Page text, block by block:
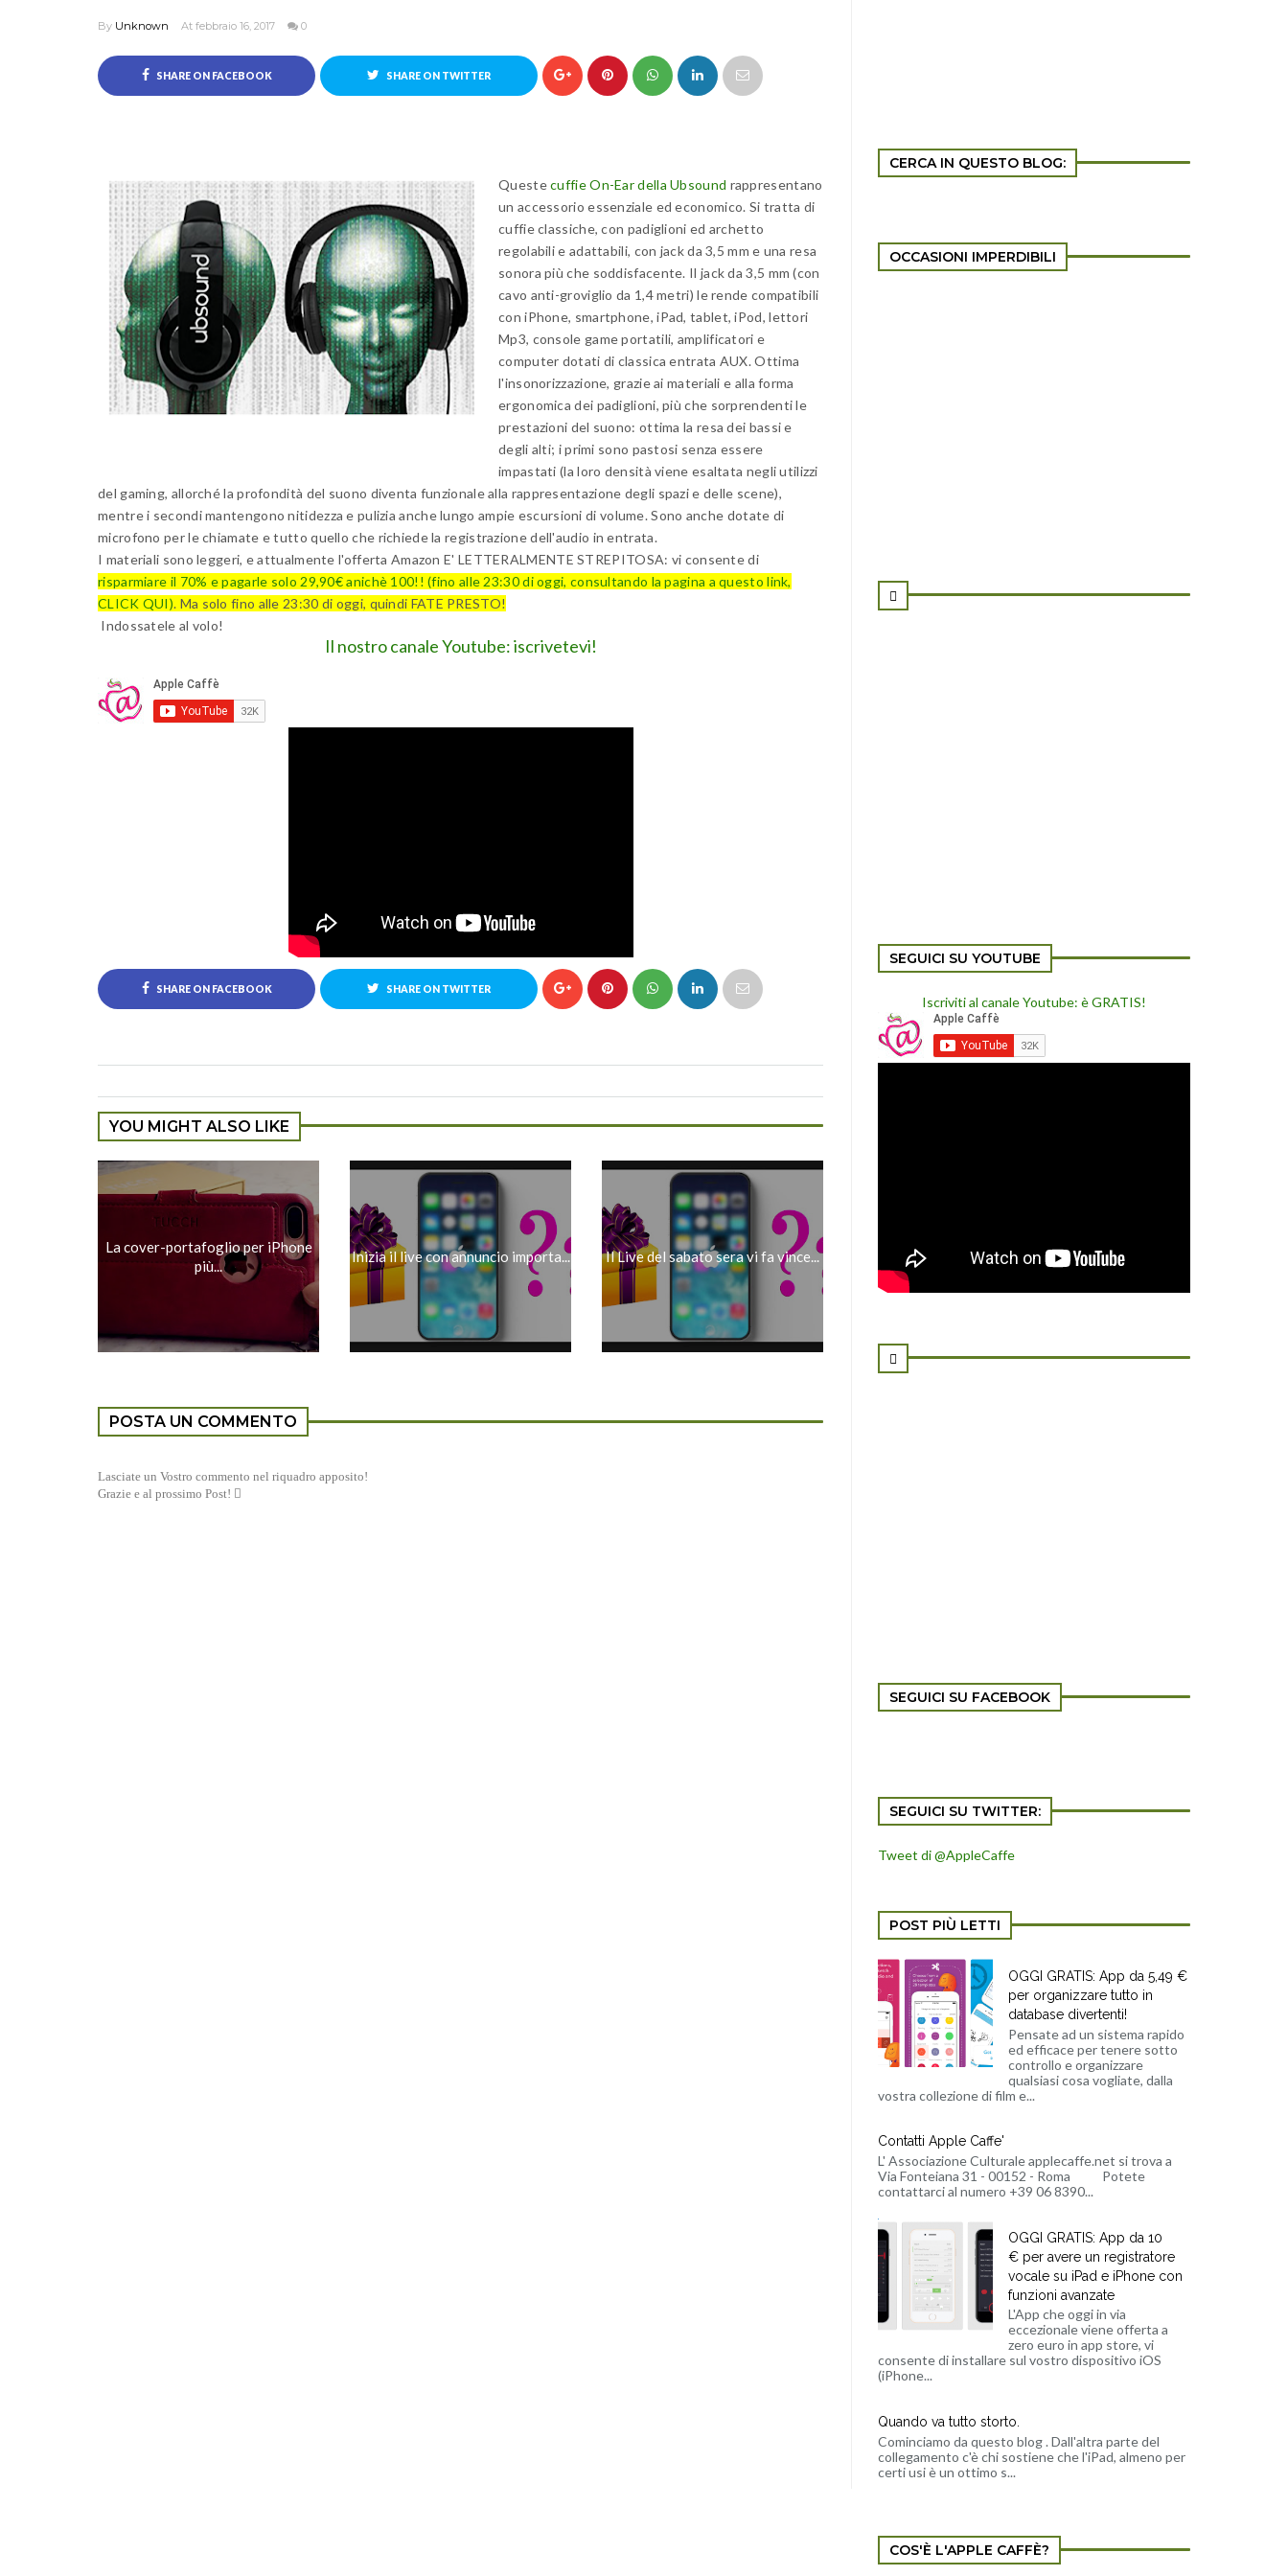
By Unknown At febbraio 16, 2017 0
SHARE ON FACEBOOK SHARE ON TWITTER
Questecuffie On-Ear della Ubsound rappresentano
un accessorio essenziale ed economico. Si tratta di
cuffie classiche, con padiglioni ed archetto
regolabili e adattabili, con jack da 3,5 mm e una resa
sonora più che soddisfacente. Il jack da 3,5 mm (con
cavo anti-groviglio da 1,4 metri) le rende compatibili
con iPhone, smartphone, iPad, tablet, iPod, lettori
Mp3, console game portatili, amplificatori e
computer dotati di classica entrata AUX. Ottima
l'insonorizzazione, grazie ai materiali e alla forma
ergonomica dei padiglioni, più che sorprendenti le
prestazioni del suono: ottima la resa dei bassi e
degli alti; i primi sono pastosi senza essere
impastati (la loro densità viene esaltata negli utilizzi
del gaming, allorché la profondità del suono diventa funzionale alla rappresentazione degli spazi e delle scene),
mentre i secondi mantengono nitidezza e pulizia anche lungo ampie escursioni di volume. Sono anche dotate di
microfono per le chiamate e tutto quello che richiede la registrazione dell'audio in entrata.
I materiali sono leggeri, e attualmente l'offerta Amazon E' LETTERALMENTE STREPITOSA: vi consente di
risparmiare il 70% e pagarle solo 29,90€ anichè 100!! (fino alle 23:30 di oggi, consultando la pagina a questo link,
CLICK QUI). Ma solo fino alle 23:30 di oggi, quindi FATE PRESTO!
Indossatele al volo!
Il nostro canale Youtube: iscrivetevi!
SHARE ON FACEBOOK SHARE ON TWITTER
YOU MIGHT ALSO LIKE
La cover-portafoglio per iPhone
più...
Inizia il live con annuncio importa... Il Live del sabato sera vi fa vince...
POSTA UN COMMENTO
Lasciate un Vostro commento nel riquadro apposito!
Grazie e al prossimo Post! 
CERCA IN QUESTO BLOG:
OCCASIONI IMPERDIBILI

SEGUICI SU YOUTUBE
Iscriviti al canale Youtube: è GRATIS!

SEGUICI SU FACEBOOK
SEGUICI SU TWITTER:
Tweet di @AppleCaffe
POST PIÙ LETTI
OGGI GRATIS: App da 5,49 €
per organizzare tutto in
database divertenti!
Pensate ad un sistema rapido
ed efficace per tenere sotto
controllo e organizzare
qualsiasi cosa vogliate, dalla
vostra collezione di film e...
Contatti Apple Caffe'
L' Associazione Culturale applecaffe.net si trova a
Via Fonteiana 31 - 00152 - Roma Potete
contattarci al numero +39 06 8390...
OGGI GRATIS: App da 10
€ per avere un registratore
vocale su iPad e iPhone con
funzioni avanzate
L'App che oggi in via
eccezionale viene offerta a
zero euro in app store, vi
consente di installare sul vostro dispositivo iOS
(iPhone...
Quando va tutto storto.
Cominciamo da questo blog . Dall'altra parte del
collegamento c'è chi sostiene che l'iPad, almeno per
certi usi è un ottimo s...
COS'È L'APPLE CAFFÈ?